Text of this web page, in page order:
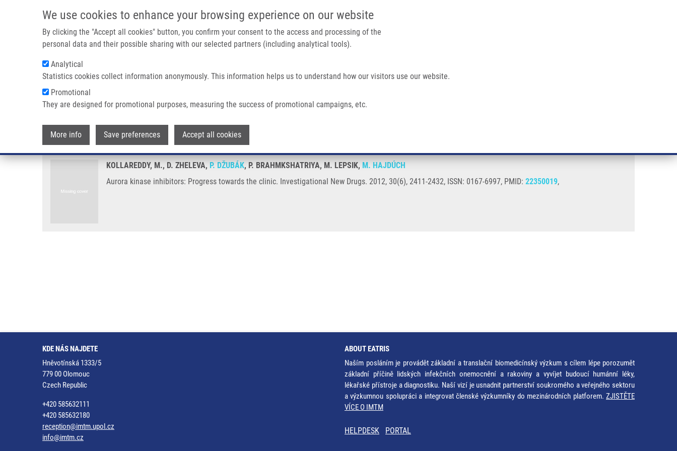
We use cookies to enhance your browsing experience on our website
By clicking the "Accept all cookies" button, you confirm your consent to the access and processing of the
personal data and their possible sharing with our selected partners (including analytical tools).
Analytical
Statistics cookies collect information anonymously. This information helps us to understand how our visitors use our website.
Promotional
They are designed for promotional purposes, measuring the success of promotional campaigns, etc.
More info Save preferences Accept all cookies
IMTM PORTÁL
Main navigation
Drobečková navigace
Domů Aurora Kinase Inhibitors: Progress Towards The Clinic
Aurora kinase inhibitors: Progress towards the clinic
KOLLAREDDY, M., D. ZHELEVA, P. DŽUBÁK, P. BRAHMKSHATRIYA, M. LEPSIK, M. HAJDÚCH
Aurora kinase inhibitors: Progress towards the clinic. Investigational New Drugs. 2012, 30(6), 2411-2432, ISSN: 0167-6997, PMID: 22350019,
KDE NÁS NAJDETE
Hněvotínská 1333/5
779 00 Olomouc
Czech Republic
+420 585632111
+420 585632180
reception@imtm.upol.cz
info@imtm.cz
ABOUT EATRIS
Naším posláním je provádět základní a translační biomedicínský výzkum s cílem lépe porozumět
základní příčině lidských infekčních onemocnění a rakoviny a vyvíjet budoucí humánní léky,
lékařské přístroje a diagnostiku. Naší vizí je usnadnit partnerství soukromého a veřejného sektoru
a výzkumnou spolupráci a integrovat členské výzkumníky do mezinárodních platforem. ZJISTĚTE
VÍCE O IMTM
HELPDESK PORTAL